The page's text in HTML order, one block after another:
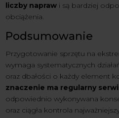
liczby napraw i są bardziej
obciążenia.
Podsumowanie
Przygotowanie sprzętu na
wymaga systematycznych
oraz dbałości o każdy element
znaczenie ma regularny
odpowiednio wykonywana
oraz ciągła kontrola